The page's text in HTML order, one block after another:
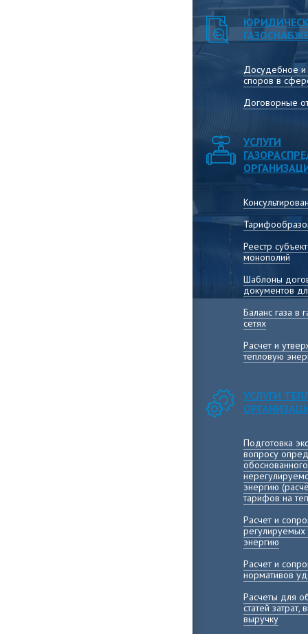
Досудебное
споров в
Договорные
УСЛУГИ
Реестр
монополий
Шаблоны
документов
Баланс газа в
сетях
Расчет и
тепловую
УСЛУГИ
Подготовка
вопросу
энергию
тарифов на
Расчет и
энергию
Расчет и
нормативов
Расчеты для
статей
выручку